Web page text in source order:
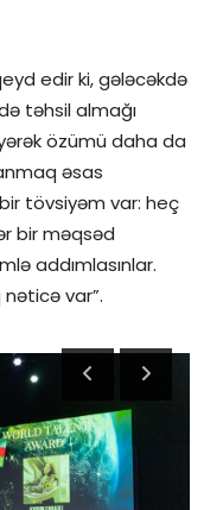
edir ki, gələcəkdə
təhsil almağı
özümü daha da
əsas
tövsiyəm var: heç
bir məqsəd
addımlasınlar.
var”.